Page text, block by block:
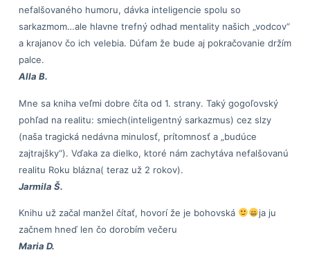
nefalšovaného humoru, dávka inteligencie spolu so
sarkazmom…ale hlavne trefný odhad mentality našich „vodcov“
a krajanov čo ich velebia. Dúfam že bude aj pokračovanie držím
palce.
Alla B.
Mne sa kniha veľmi dobre číta od 1. strany. Taký gogoľovský
pohľad na realitu: smiech(inteligentný sarkazmus) cez slzy
(naša tragická nedávna minulosť, prítomnosť a „budúce
zajtrajšky“). Vďaka za dielko, ktoré nám zachytáva nefalšovanú
realitu Roku blázna( teraz už 2 rokov).
Jarmila Š.
Knihu už začal manžel čítať, hovorí že je bohovská
ja ju
začnem hneď len čo dorobím večeru
Maria D.